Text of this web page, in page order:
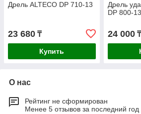
Дрель ALTECO DP 710-13
23 680 ₸
Купить
Дрель
DP 800-
24 000₸
О нас
Рейтинг не сформирован
Менее 5 отзывов за последний год